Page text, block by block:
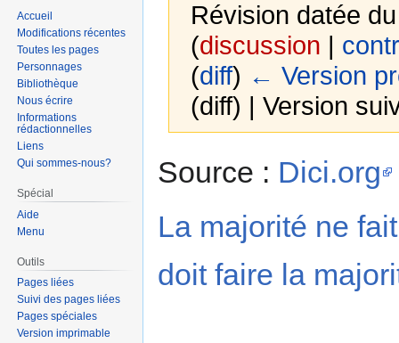
Révision datée
(discussion |
(diff) ← Version
(diff) | Version
à
navigation
à
recherche
Source : Dici.org
La majorité ne
doit faire la
Accueil
Modifications récentes
Toutes les pages
Personnages
Bibliothèque
Nous écrire
Informations
rédactionnelles
Liens
Qui sommes-nous?
Spécial
Aide
Menu
Outils
Pages liées
Suivi des pages liées
Pages spéciales
Version imprimable